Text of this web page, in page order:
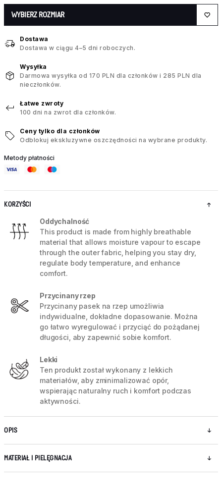
WYBIERZ ROZMIAR
Dostawa
Dostawa w ciągu 4–5 dni roboczych.
Wysyłka
Darmowa wysyłka od 170 PLN dla członków i 285 PLN dla
nieczłonków.
Łatwe zwroty
100 dni na zwrot dla członków.
Ceny tylko dla członków
Odblokuj ekskluzywne oszczędności na wybrane produkty.
Metody płatności
KORZYŚCI
Oddychalność
This product is made from highly breathable
material that allows moisture vapour to escape
through the outer fabric, helping you stay dry,
regulate body temperature, and enhance
comfort.
Przycinany rzep
Przycinany pasek na rzep umożliwia
indywidualne, dokładne dopasowanie. Można
go łatwo wyregulować i przyciąć do pożądanej
długości, aby zapewnić sobie komfort.
Lekki
Ten produkt został wykonany z lekkich
materiałów, aby zminimalizować opór,
wspierając naturalny ruch i komfort podczas
aktywności.
OPIS
MATERIAŁ I PIELĘGNACJA